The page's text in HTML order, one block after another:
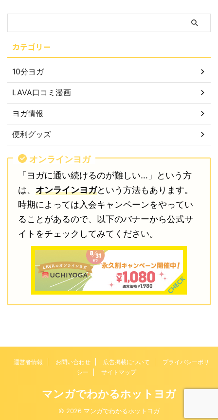
カテゴリー
10分ヨガ
LAVA口コミ漫画
ヨガ情報
便利グッズ
オンラインヨガ
「ヨガに通い続けるのが難しい…」という方
は、 オンラインヨガという方法もあります。
時期によっては入会キャンペーンをやってい
ることがあるので、以下のバナーから公式サ
イトをチェックしてみてください。
運営者情報 お問い合わせ 広告掲載について
プライバシーポリ
シー
サイトマップ
マンガでわかるホットヨガ
© 2026 マンガでわかるホットヨガ